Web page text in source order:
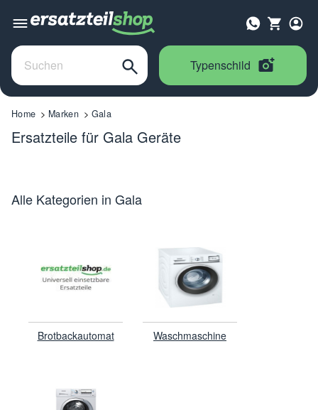
Typenschild
Home Marken Gala
Ersatzteile für Gala Geräte
Alle Kategorien in Gala
Brotbackautomat Waschmaschine